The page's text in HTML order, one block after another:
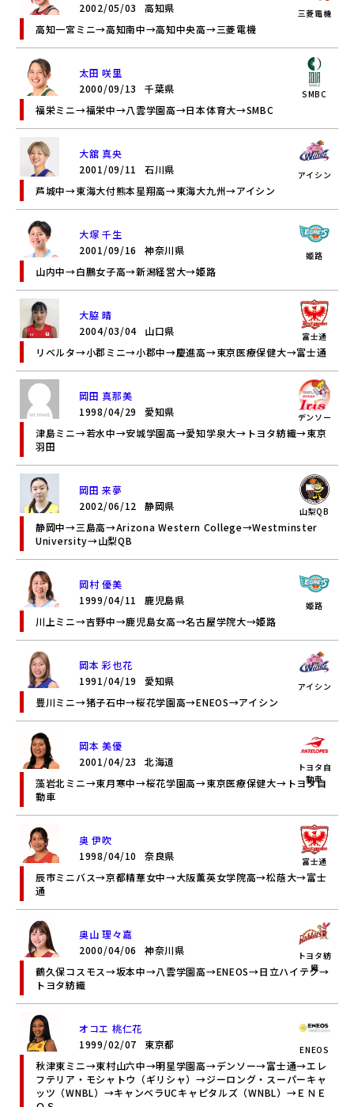
三菱電機
2002/05/03
高知県
高知一宮ミニ→高知南中→高知中央高→三菱電機
太田 咲里
SMBC
2000/09/13
千葉県
福栄ミニ→福栄中→八雲学園高→日本体育大→SMBC
大舘 真央
アイシン
2001/09/11
石川県
芦城中→東海大付熊本星翔高→東海大九州→アイシン
大塚 千生
姫路
2001/09/16
神奈川県
山内中→白鵬女子高→新潟経営大→姫路
大脇 晴
富士通
2004/03/04
山口県
リベルタ→小郡ミニ→小郡中→慶進高→東京医療保健大→富士通
岡田 真那美
デンソー
1998/04/29
愛知県
津島ミニ→若水中→安城学園高→愛知学泉大→トヨタ紡織→東京
羽田
岡田 来夢
山梨QB
2002/06/12
静岡県
静岡中→三島高→Arizona Western College→Westminster
University→山梨QB
岡村 優美
姫路
1999/04/11
鹿児島県
川上ミニ→吉野中→鹿児島女高→名古屋学院大→姫路
岡本 彩也花
アイシン
1991/04/19
愛知県
豊川ミニ→猪子石中→桜花学園高→ENEOS→アイシン
岡本 美優
トヨタ自
動車
2001/04/23
北海道
藻岩北ミニ→東月寒中→桜花学園高→東京医療保健大→トヨタ自
動車
奥 伊吹
富士通
1998/04/10
奈良県
辰市ミニバス→京都精華女中→大阪薫英女学院高→松蔭大→富士
通
奥山 理々嘉
トヨタ紡
織
2000/04/06
神奈川県
鶴久保コスモス→坂本中→八雲学園高→ENEOS→日立ハイテク→
トヨタ紡織
オコエ 桃仁花
ENEOS
1999/02/07
東京都
秋津東ミニ→東村山六中→明星学園高→デンソー→富士通→エレ
フテリア・モシャトウ（ギリシャ）→ジーロング・スーパーキャ
ッツ（WNBL）→キャンベラUCキャピタルズ（WNBL）→ＥＮＥ